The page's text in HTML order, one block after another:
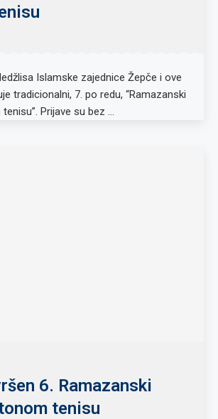
Islamske zajednice Žepče i ove
tradicionalni, 7. po redu, “Ramazanski
Prijave su bez …
6. Ramazanski
tenisu